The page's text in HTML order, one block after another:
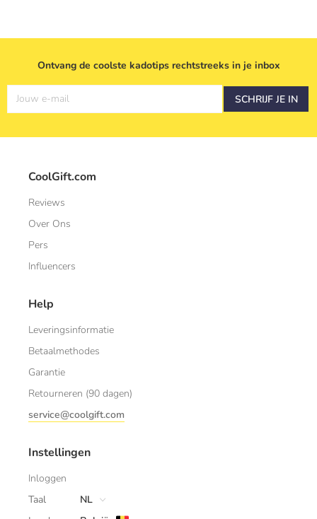
Ontvang de coolste kadotips rechtstreeks in je inbox
Jouw e-mail SCHRIJF JE IN
CoolGift.com
Reviews
Over Ons
Pers
Influencers
Help
Leveringsinformatie
Betaalmethodes
Garantie
Retourneren (90 dagen)
service@coolgift.com
Instellingen
Inloggen
Taal
NL